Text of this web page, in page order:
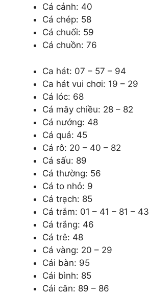
Cá cảnh: 40
Cá chép: 58
Cá chuối: 59
Cá chuồn: 76
Ca hát: 07 – 57 – 94
Ca hát vui chơi: 19 – 29
Cá lóc: 68
Cá mây chiều: 28 – 82
Cá nướng: 48
Cá quả: 45
Cá rô: 20 – 40 – 82
Cá sấu: 89
Cá thường: 56
Cá to nhỏ: 9
Cá trạch: 85
Cá trắm: 01 – 41 – 81 – 43
Cá trắng: 46
Cá trê: 48
Cá vàng: 20 – 29
Cái bàn: 95
Cái bình: 85
Cái cân: 89 – 86